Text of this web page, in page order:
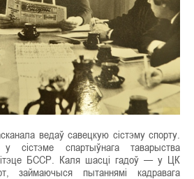
ведаў савецкую сістэму спорту.
сістэме спартыўнага таварыства
БССР. Каля шасці гадоў — у ЦК
займаючыся пытаннямі кадравага